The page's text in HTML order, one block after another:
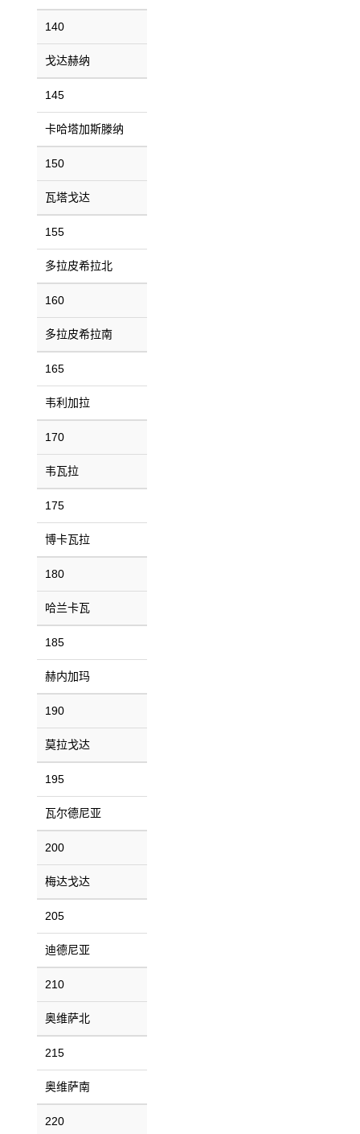
140
戈达赫纳
145
卡哈塔加斯滕纳
150
瓦塔戈达
155
多拉皮希拉北
160
多拉皮希拉南
165
韦利加拉
170
韦瓦拉
175
博卡瓦拉
180
哈兰卡瓦
185
赫内加玛
190
莫拉戈达
195
瓦尔德尼亚
200
梅达戈达
205
迪德尼亚
210
奥维萨北
215
奥维萨南
220